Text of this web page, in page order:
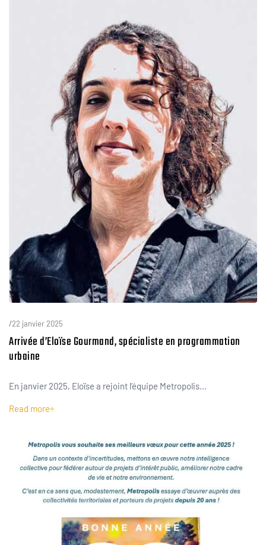
/22 janvier 2025
Arrivée d’Eloïse Gourmand, spécialiste en programmation
urbaine
En janvier 2025, Eloïse a rejoint l’équipe Metropolis...
Read more
Taper votre recherche et entrer